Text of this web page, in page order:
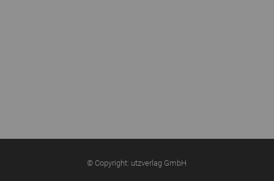
© Copyright: utzverlag GmbH